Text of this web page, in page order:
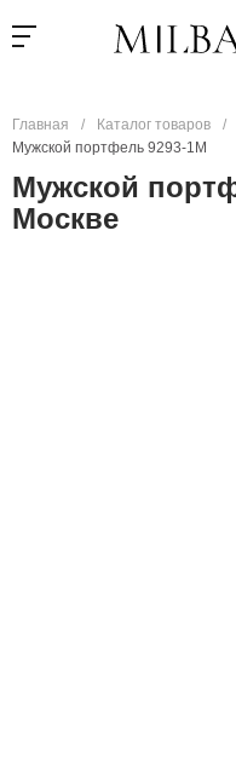
Главная / Каталог товаров /
Мужской портфель 9293-1M
Мужской
Москве